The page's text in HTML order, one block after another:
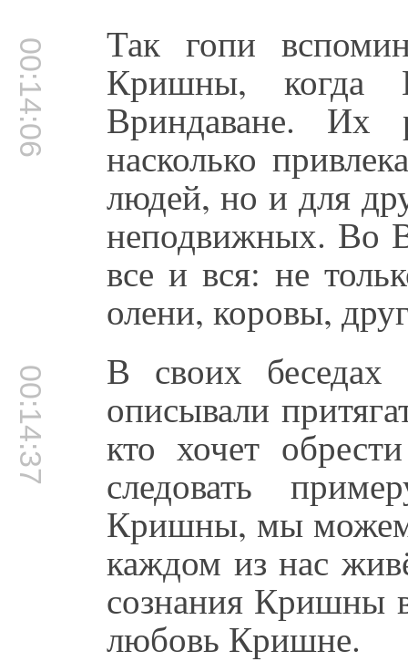
00:14:06 Так гопи
Кришны,
Вриндаване. Их
насколько
людей, но и для
неподвижных. Во
все и вся: не
олени, коровы,
00:14:37 В своих беседах
описывали
кто хочет
следовать
Кришны, мы можем
каждом из нас
сознания Кришны
любовь Кришне.